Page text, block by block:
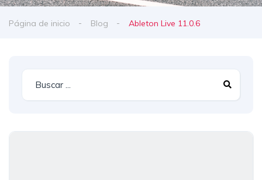
Página de inicio Blog Ableton Live 11.0.6